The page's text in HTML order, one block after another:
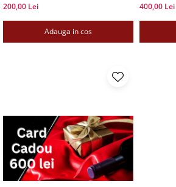
200,00 Lei
Adauga in cos
400,00 Lei